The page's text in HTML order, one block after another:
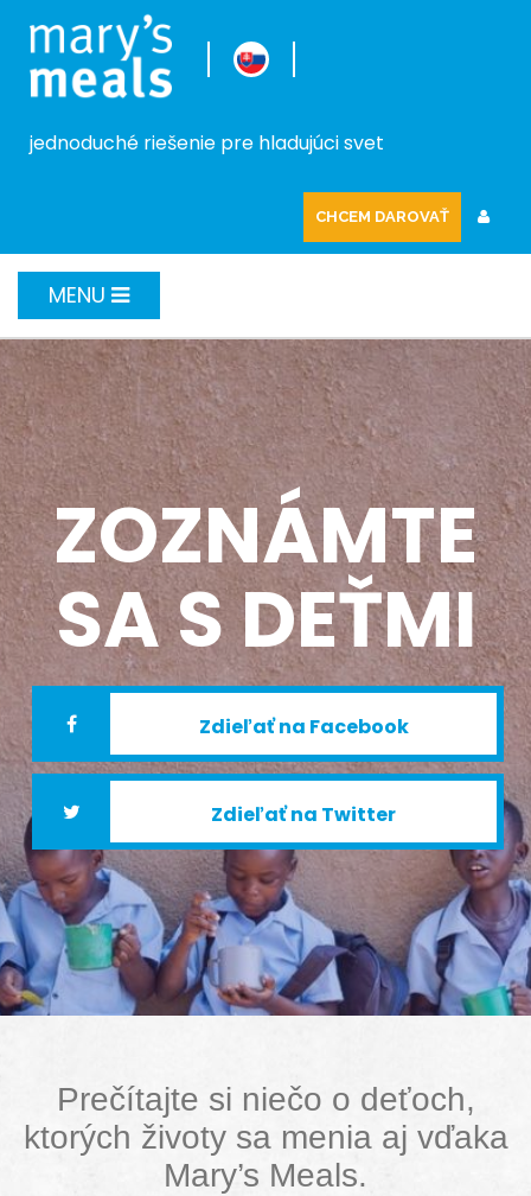
jednoduché riešenie pre hladujúci svet
CHCEM DAROVAŤ
MENU
ZOZNÁMTE
SA S DEŤMI
Zdieľať na Facebook
Zdieľať na Twitter
Prečítajte si niečo o deťoch,
ktorých životy sa menia aj vďaka
Mary’s Meals.